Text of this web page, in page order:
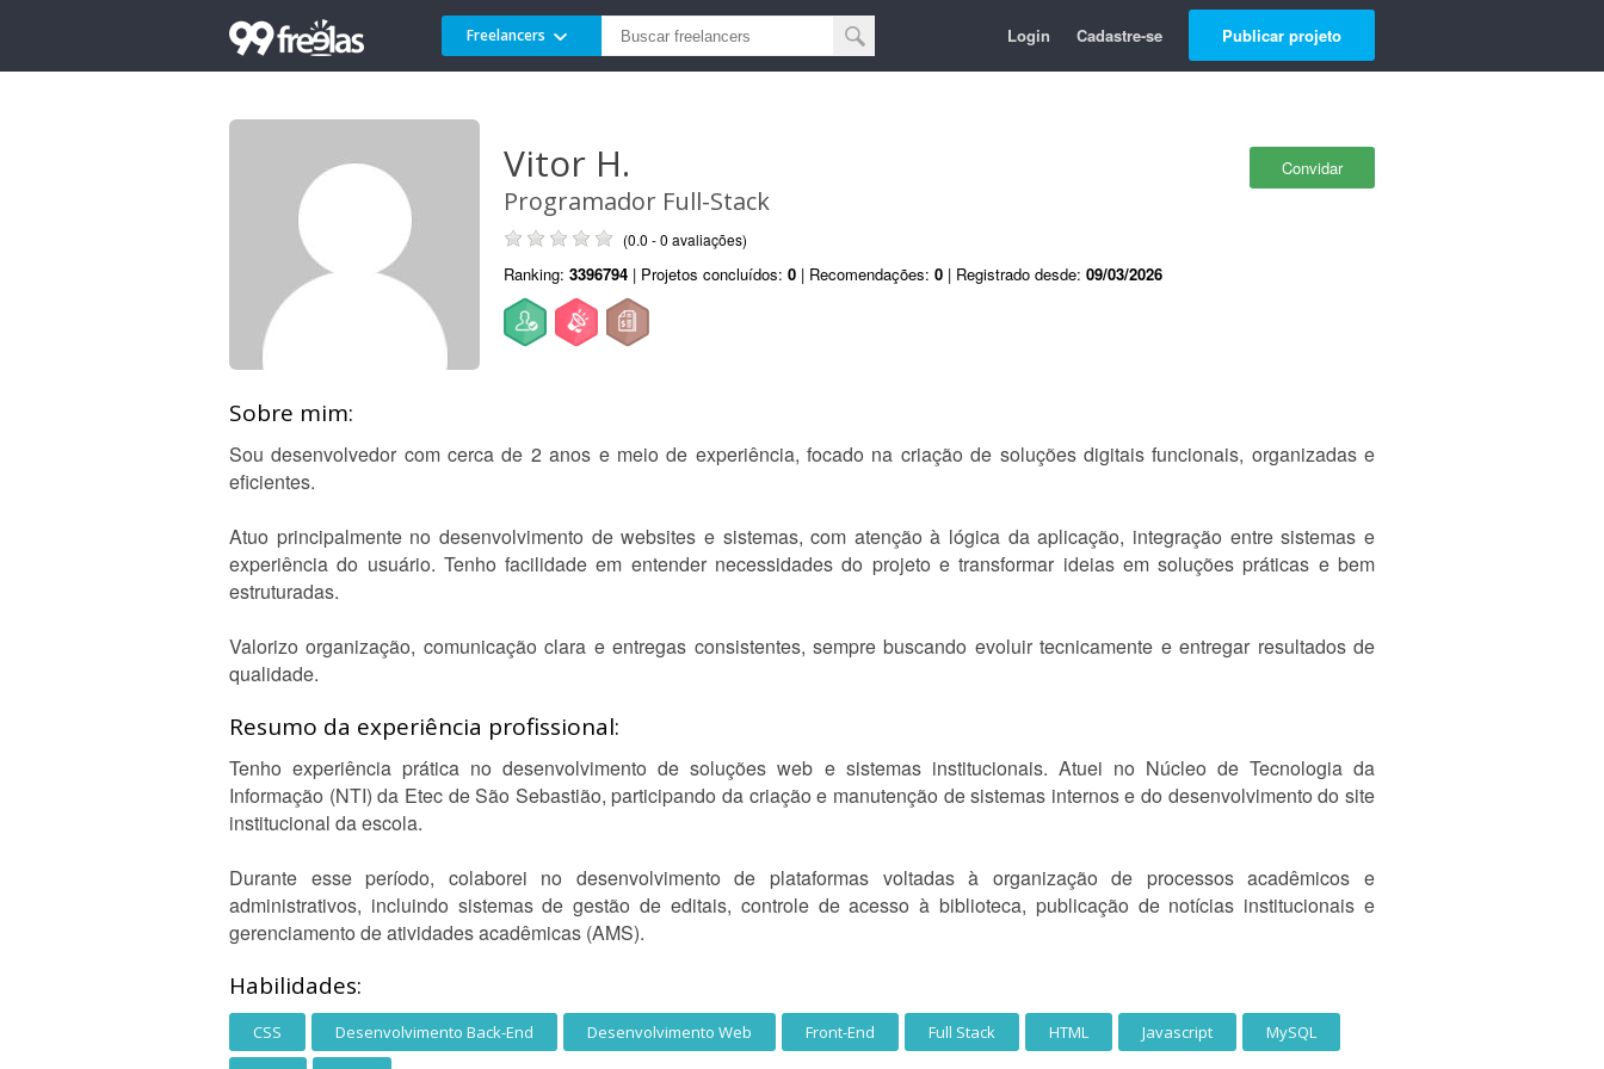
Freelancers Login Cadastre-se Publicar projeto
Convidar
Vitor H.
Programador Full-Stack
(0.0 - 0 avaliações)
Ranking: 3396794 | Projetos concluídos: 0 | Recomendações: 0 | Registrado desde: 09/03/2026
Sobre mim:
Sou desenvolvedor com cerca de 2 anos e meio de experiência, focado na criação de soluções digitais funcionais, organizadas e
eficientes.
Atuo principalmente no desenvolvimento de websites e sistemas, com atenção à lógica da aplicação, integração entre sistemas e
experiência do usuário. Tenho facilidade em entender necessidades do projeto e transformar ideias em soluções práticas e bem
estruturadas.
Valorizo organização, comunicação clara e entregas consistentes, sempre buscando evoluir tecnicamente e entregar resultados de
qualidade.
Resumo da experiência profissional:
Tenho experiência prática no desenvolvimento de soluções web e sistemas institucionais. Atuei no Núcleo de Tecnologia da
Informação (NTI) da Etec de São Sebastião, participando da criação e manutenção de sistemas internos e do desenvolvimento do site
institucional da escola.
Durante esse período, colaborei no desenvolvimento de plataformas voltadas à organização de processos acadêmicos e
administrativos, incluindo sistemas de gestão de editais, controle de acesso à biblioteca, publicação de notícias institucionais e
gerenciamento de atividades acadêmicas (AMS).
Habilidades:
CSS Desenvolvimento Back-End Desenvolvimento Web Front-End Full Stack HTML Javascript MySQL